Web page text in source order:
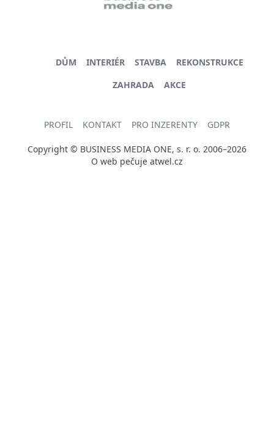
DŮM INTERIÉR STAVBA
REKONSTRUKCE
ZAHRADA
AKCE
PROFIL KONTAKT PRO INZERENTY GDPR
Copyright © BUSINESS MEDIA ONE, s. r. o. 2006–2026